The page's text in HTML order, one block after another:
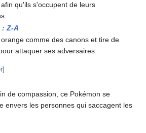
qu'ils s'occupent de leurs
: Z-A
comme des canons et tire de
attaquer ses adversaires.
]
de compassion, ce Pokémon se
envers les personnes qui saccagent les